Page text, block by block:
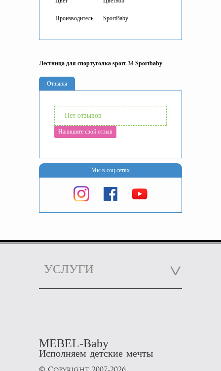
Производитель SportBaby
Лестница для спортуголка sport-34 Sportbaby
Отзывы
Нет отзывов
Напишите свой отзыв
Мы в соц.сетях
УСЛУГИ
MEBEL-Baby
Исполняем детские мечты